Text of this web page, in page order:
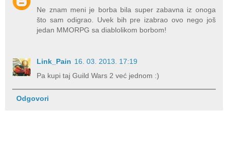
Ne znam meni je borba bila super zabavna iz onoga
što sam odigrao. Uvek bih pre izabrao ovo nego još
jedan MMORPG sa diablolikom borbom!
Link_Pain 16. 03. 2013. 17:19
Pa kupi taj Guild Wars 2 već jednom :)
Odgovori